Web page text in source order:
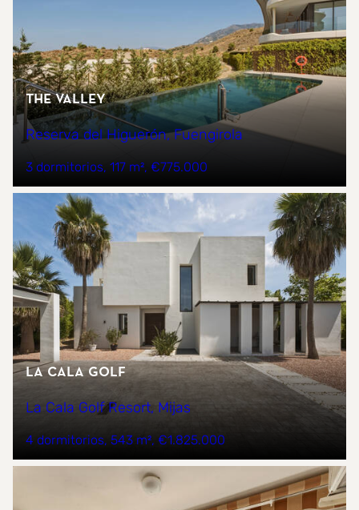
The Valley
Reserva del Higuerón, Fuengirola
3 dormitorios 117 m² €775.000
La Cala Golf
La Cala Golf Resort, Mijas
4 dormitorios 543 m² €1.825.000